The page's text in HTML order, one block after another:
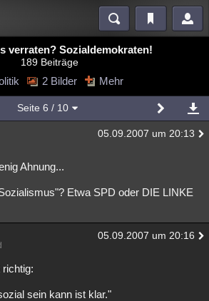
Blogs Videos
Mystery Kriminalfälle
Unterhaltung
Literatur
Allmystery
verraten? Sozialdemokraten!
189 Beiträge
2 Bilder Mehr
Seite 6 / 10
05.09.2007 um 20:13
Ahnung...
Etwa SPD oder DIE LINKE
05.09.2007 um 20:16
sein kann ist klar."